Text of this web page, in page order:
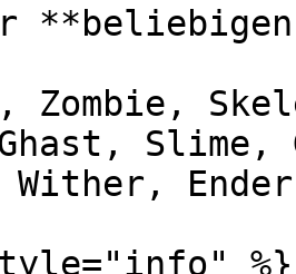
**beliebigen
Zombie,
Slime,
Wither,
%}